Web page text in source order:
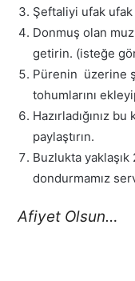
Şeftaliyi ufak ufak
Donmuş olan
getirin. (isteğe
Pürenin üzerine
tohumlarını
Hazırladığınız bu
paylaştırın.
Buzlukta
dondurmamız
Afiyet Olsun…